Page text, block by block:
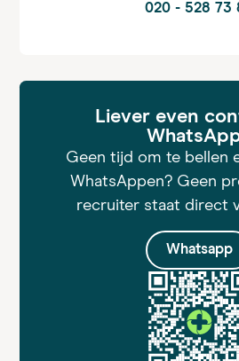
020 - 528 73
Liever even
Geen tijd om te bellen
WhatsAppen? Geen
recruiter staat direct
Whatsapp